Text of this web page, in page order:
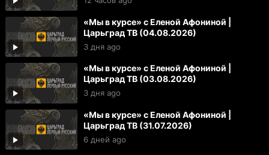
«Мы в курсе» с Еленой Афониной |
Царьград ТВ (04.08.2026)
3 дня ago
«Мы в курсе» с Еленой Афониной |
Царьград ТВ (03.08.2026)
3 дня ago
«Мы в курсе» с Еленой Афониной |
Царьград ТВ (31.07.2026)
6 дней ago